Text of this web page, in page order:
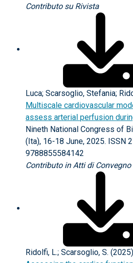
Contributo su Rivista
Luca; Scarsoglio, Stefania;
Multiscale cardiovascular
assess arterial perfusion
Nineth National Congress of
(Ita), 16-18 June, 2025. ISSN
9788855584142
Contributo in Atti di
Ridolfi, L.; Scarsoglio, S. (2025)